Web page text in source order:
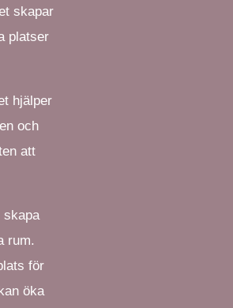
skapar
platser
hjälper
och
att
skapa
rum.
för
öka